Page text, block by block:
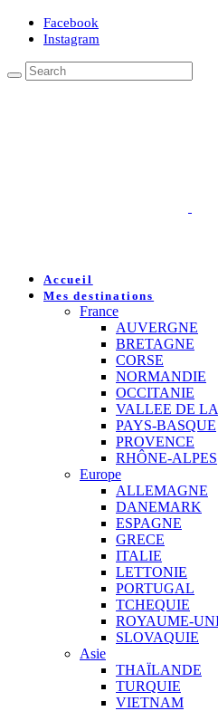
Facebook
Instagram
Accueil
Mes destinations
France
AUVERGNE
BRETAGNE
CORSE
NORMANDIE
OCCITANIE
VALLEE DE
PAYS-BASQUE
PROVENCE
RHÔNE-ALPES
Europe
ALLEMAGNE
DANEMARK
ESPAGNE
GRECE
ITALIE
LETTONIE
PORTUGAL
TCHEQUIE
ROYAUME-
SLOVAQUIE
Asie
THAÏLANDE
TURQUIE
VIETNAM